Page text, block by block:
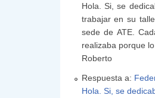
Hola. Si, se
trabajar en su
sede de ATE.
realizaba porque
Roberto
Respuesta a:
Hola. Si, se